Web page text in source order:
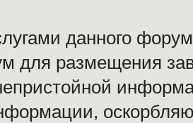
данного
для размещения